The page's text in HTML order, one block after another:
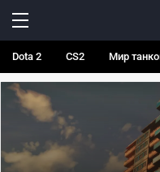
Dota 2 CS2 Мир